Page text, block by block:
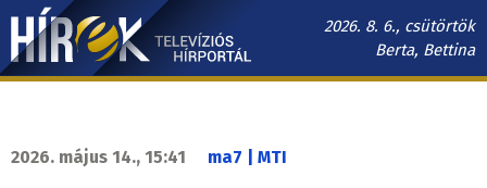
Ugrás
tartalomra
2026. 8. 6., csütörtök
Berta, Bettina
Hírek.sk
navigáció
2026. május 14., 15:41 ma7 | MTI